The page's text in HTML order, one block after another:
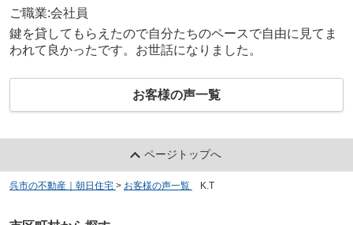
ご職業:会社員
鍵を貸してもらえたので自分たちのペースで自由に見てま
われて良かったです。お世話になりました。
お客様の声一覧
ページトップへ
呉市の不動産｜朝日住宅 > お客様の声一覧 K.T